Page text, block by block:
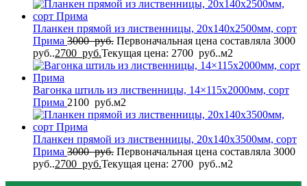
Планкен прямой из лиственницы, 20x140x2500мм, сорт
Прима 3000руб. Первоначальная цена составляла 3000
руб..2700 руб.Текущая цена: 2700 руб..м2
Вагонка штиль из лиственницы, 14×115x2000мм, сорт
Прима 2100 руб.м2
Планкен прямой из лиственницы, 20x140x3500мм, сорт
Прима 3000руб. Первоначальная цена составляла 3000
руб..2700 руб.Текущая цена: 2700 руб..м2